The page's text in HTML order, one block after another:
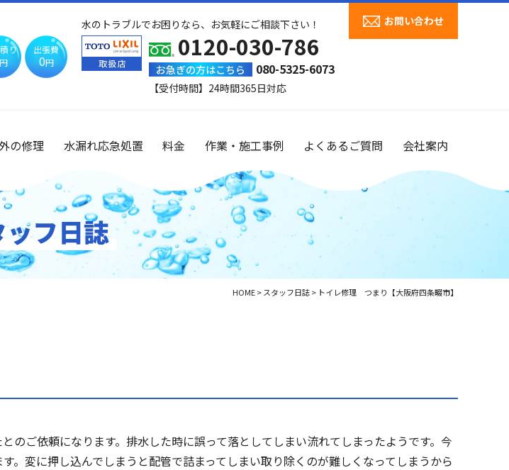
り 出張費
0円
水のトラブルでお困りなら、お気軽にご相談下さい！
0120-030-786
お急ぎの方はこちら 080-5325-6073
【受付時間】24時間365日対応
お問い合わせ
の修理 水漏れ応急処置 料金 作業・施工事例 よくあるご質問 会社案内
フ日誌
HOME> スタッフ日誌> トイレ修理 つまり【大阪府四条畷市】
のご依頼になります。排水した時に誤って落としてしまい流れてしまったようです。今
。変に押し込んでしまうと配管で詰まってしまい取り除くのが難しくなってしまうから